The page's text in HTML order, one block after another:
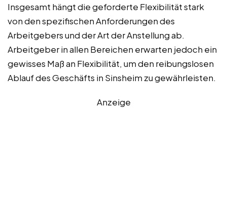
Insgesamt hängt die geforderte Flexibilität stark
von den spezifischen Anforderungen des
Arbeitgebers und der Art der Anstellung ab.
Arbeitgeber in allen Bereichen erwarten jedoch ein
gewisses Maß an Flexibilität, um den reibungslosen
Ablauf des Geschäfts in Sinsheim zu gewährleisten.
Anzeige